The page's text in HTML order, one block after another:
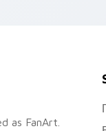
as FanArt.